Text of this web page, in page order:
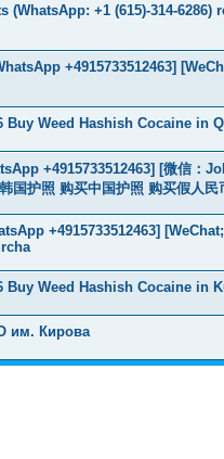
(WhatsApp: +1 (615)-314-
+4915733512463]
Buy Weed Hashish Cocaine in
+4915733512463] [微信：
国护照 购买中国护照 购买假人
+4915733512463]
Buy Weed Hashish Cocaine in
им. Кирова